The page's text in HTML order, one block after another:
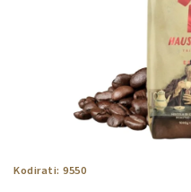
Kodirati: 9550